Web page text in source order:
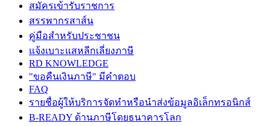
สมัครเข้ารับราชการ
สรรพากรสาส์น
คู่มือสำหรับประชาชน
แจ้งเบาะแสหลีกเลี่ยงภาษี
RD KNOWLEDGE
"ขอคืนเงินภาษี" มีคำตอบ
FAQ
รายชื่อผู้ให้บริการจัดทำหรือนำส่งข้อมูลอิเล็กทรอนิกส์
B-READY ด้านภาษีโดยธนาคารโลก